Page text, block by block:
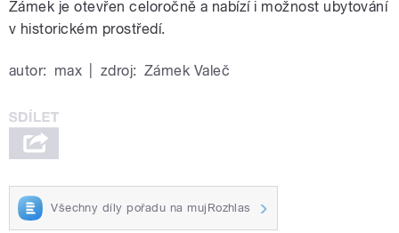
Zámek je otevřen celoročně a nabízí i možnost ubytování
v historickém prostředí.
autor: max zdroj: Zámek Valeč
Všechny díly pořadu na mujRozhlas